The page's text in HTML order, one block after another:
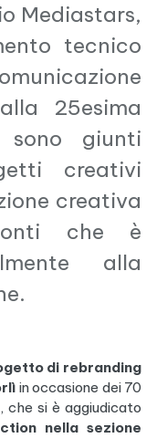
Mediastars,
tecnico
25esima
sono giunti
creativi
creativa
che è
alla
di rebranding
in occasione dei 70
che si è aggiudicato
nella sezione